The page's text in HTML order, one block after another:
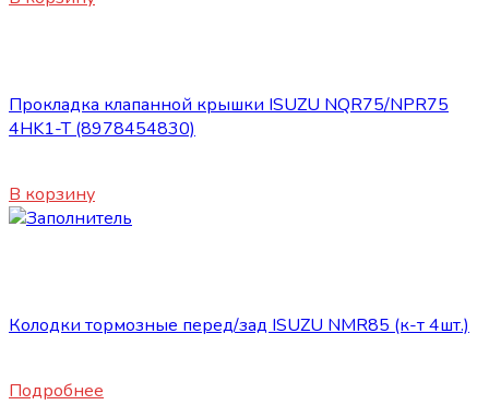
Прокладка клапанной крышки ISUZU NQR75/NPR75
4HK1-T (8978454830)
В корзину
Колодки тормозные перед/зад ISUZU NMR85 (к-т 4шт.)
Подробнее